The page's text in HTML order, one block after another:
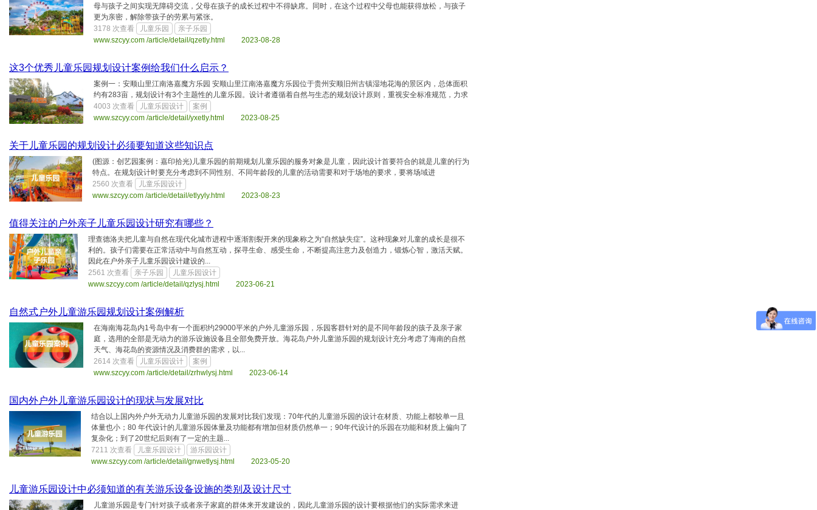
母与孩子之间实现无障碍交流，父母在孩子的成长过程中不得缺席。同时，在这个过程中父母也能获得放松，与孩子
更为亲密，解除带孩子的劳累与紧张。
3178 次查看
儿童乐园
亲子乐园
www.szcyy.com /article/detail/qzetly.html 2023-08-28
这3个优秀儿童乐园规划设计案例给我们什么启示？
案例一：安顺山里江南洛嘉魔方乐园 安顺山里江南洛嘉魔方乐园位于贵州安顺旧州古镇湿地花海的景区内，总体面积
约有283亩，规划设计有3个主题性的儿童乐园。设计者遵循着自然与生态的规划设计原则，重视安全标准规范，力求
4003 次查看
儿童乐园设计
案例
www.szcyy.com /article/detail/yxetly.html 2023-08-25
关于儿童乐园的规划设计必须要知道这些知识点
(图源：创艺园案例：嘉印拾光)儿童乐园的前期规划儿童乐园的服务对象是儿童，因此设计首要符合的就是儿童的行为
特点。在规划设计时要充分考虑到不同性别、不同年龄段的儿童的活动需要和对于场地的要求，要将场域进
2560 次查看
儿童乐园设计
www.szcyy.com /article/detail/etlyyly.html 2023-08-23
值得关注的户外亲子儿童乐园设计研究有哪些？
理查德洛夫把儿童与自然在现代化城市进程中逐渐割裂开来的现象称之为“自然缺失症”。这种现象对儿童的成长是很不
利的。孩子们需要在正常活动中与自然互动，探寻生命、感受生命，不断提高注意力及创造力，锻炼心智，激活天赋。
因此在户外亲子儿童乐园设计建设的...
2561 次查看
亲子乐园
儿童乐园设计
www.szcyy.com /article/detail/qzlysj.html 2023-06-21
自然式户外儿童游乐园规划设计案例解析
在海南海花岛内1号岛中有一个面积约29000平米的户外儿童游乐园，乐园客群针对的是不同年龄段的孩子及亲子家
庭，选用的全部是无动力的游乐设施设备且全部免费开放。海花岛户外儿童游乐园的规划设计充分考虑了海南的自然
天气、海花岛的资源情况及消费群的需求，以...
2614 次查看
儿童乐园设计
案例
www.szcyy.com /article/detail/zrhwlysj.html 2023-06-14
国内外户外儿童游乐园设计的现状与发展对比
结合以上国内外户外无动力儿童游乐园的发展对比我们发现：70年代的儿童游乐园的设计在材质、功能上都较单一且
体量也小；80 年代设计的儿童游乐园体量及功能都有增加但材质仍然单一；90年代设计的乐园在功能和材质上偏向了
复杂化；到了20世纪后则有了一定的主题...
7211 次查看
儿童乐园设计
游乐园设计
www.szcyy.com /article/detail/gnwetlysj.html 2023-05-20
儿童游乐园设计中必须知道的有关游乐设备设施的类别及设计尺寸
儿童游乐园是专门针对孩子或者亲子家庭的群体来开发建设的，因此儿童游乐园的设计要根据他们的实际需求来进